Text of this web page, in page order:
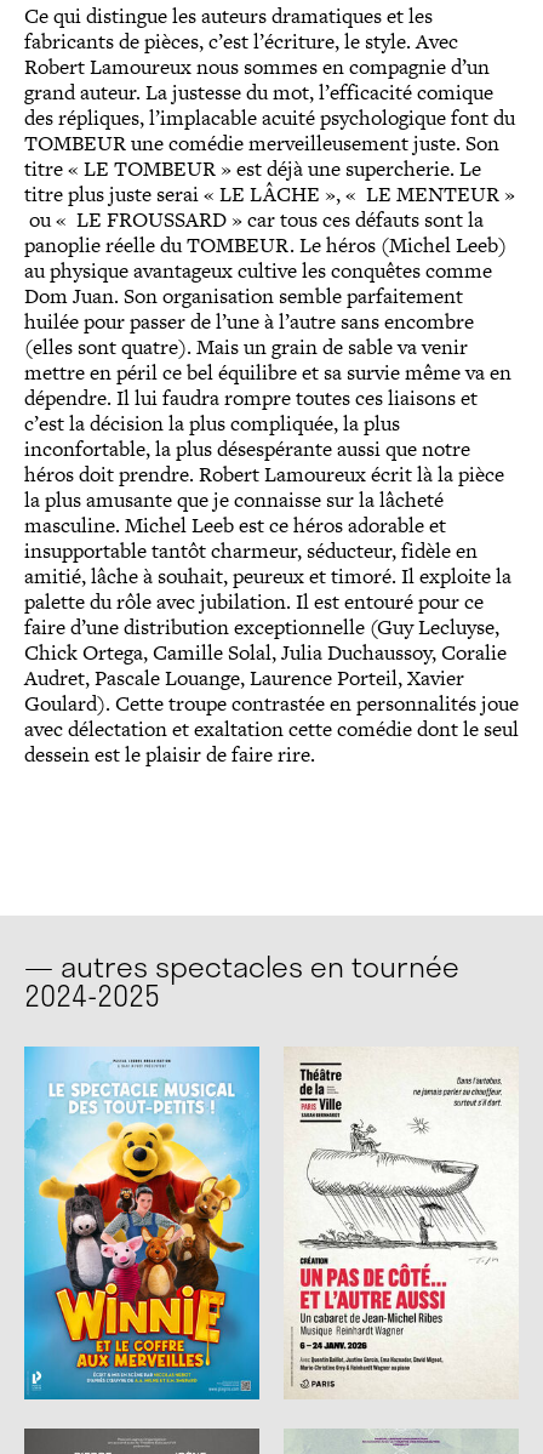
Ce qui distingue les auteurs dramatiques et les
fabricants de pièces, c’est l’écriture, le style. Avec
Robert Lamoureux nous sommes en compagnie d’un
grand auteur. La justesse du mot, l’efficacité comique
des répliques, l’implacable acuité psychologique font du
TOMBEUR une comédie merveilleusement juste. Son
titre « LE TOMBEUR » est déjà une supercherie. Le
titre plus juste serai « LE LÂCHE », « LE MENTEUR »
ou « LE FROUSSARD » car tous ces défauts sont la
panoplie réelle du TOMBEUR. Le héros (Michel Leeb)
au physique avantageux cultive les conquêtes comme
Dom Juan. Son organisation semble parfaitement
huilée pour passer de l’une à l’autre sans encombre
(elles sont quatre). Mais un grain de sable va venir
mettre en péril ce bel équilibre et sa survie même va en
dépendre. Il lui faudra rompre toutes ces liaisons et
c’est la décision la plus compliquée, la plus
inconfortable, la plus désespérante aussi que notre
héros doit prendre. Robert Lamoureux écrit là la pièce
la plus amusante que je connaisse sur la lâcheté
masculine. Michel Leeb est ce héros adorable et
insupportable tantôt charmeur, séducteur, fidèle en
amitié, lâche à souhait, peureux et timoré. Il exploite la
palette du rôle avec jubilation. Il est entouré pour ce
faire d’une distribution exceptionnelle (Guy Lecluyse,
Chick Ortega, Camille Solal, Julia Duchaussoy, Coralie
Audret, Pascale Louange, Laurence Porteil, Xavier
Goulard). Cette troupe contrastée en personnalités joue
avec délectation et exaltation cette comédie dont le seul
dessein est le plaisir de faire rire.
— autres spectacles en tournée
2024-2025